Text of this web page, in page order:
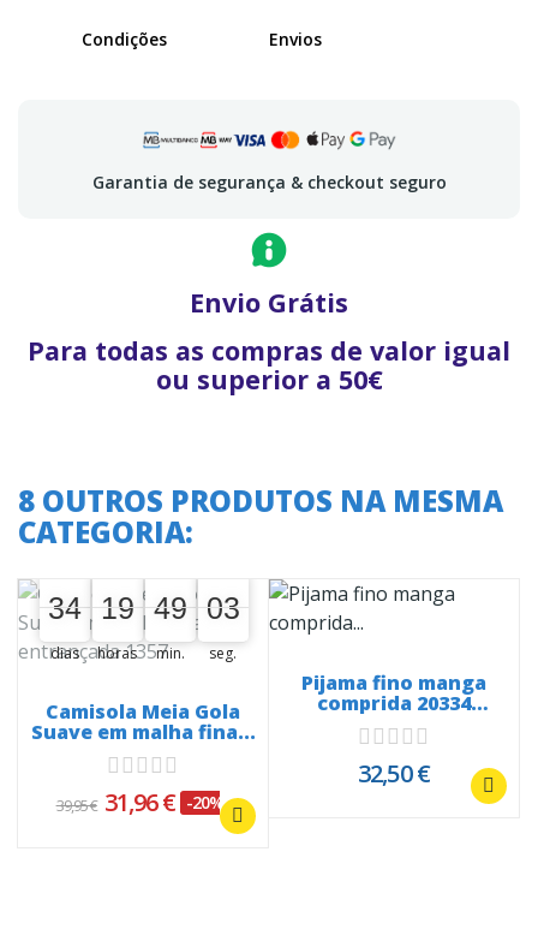
Condições Envios
Garantia de segurança & checkout seguro
Envio Grátis
Para todas as compras de valor igual
ou superior a 50€
8 OUTROS PRODUTOS NA MESMA
CATEGORIA:
34
34
00
dias
19
19
00
horas
49
49
00
min.
02
02
03
seg.
Camisola Meia Gola
Suave em malha fina...
39,95 € 31,96 € -20%
Pijama fino manga
comprida 20334
Snoopy Red
32,50 €